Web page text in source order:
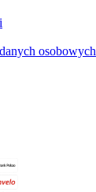
osobowych